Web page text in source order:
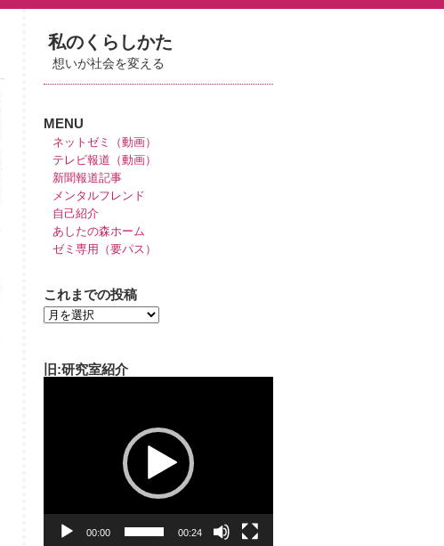
私のくらしかた
想いが社会を変える
MENU
ネットゼミ（動画）
テレビ報道（動画）
新聞報道記事
メンタルフレンド
自己紹介
あしたの森ホーム
ゼミ専用（要パス）
これまでの投稿
旧:研究室紹介
00:00 00:24